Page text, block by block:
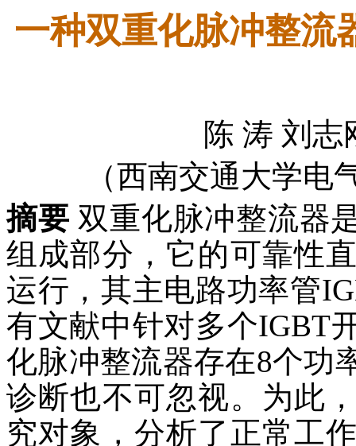
一种双重化脉冲整流
陈 涛 刘志
（西南交通大学电
摘要 双重化脉冲整流器
组成部分，它的可靠性
运行，其主电路功率管
有文献中针对多个IGBT
化脉冲整流器存在8个功
诊断也不可忽视。为此
究对象，分析了正常工